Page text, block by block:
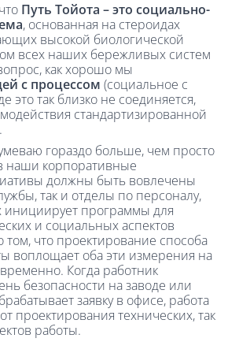
Путь Тойота – это социально-
, основанная на стероидах
высокой биологической
всех наших бережливых систем
как хорошо мы
с процессом (социальное с
это так близко не соединяется,
стандартизированной
гораздо больше, чем просто
наши корпоративные
должны быть вовлечены
так и отделы по персоналу,
инициирует программы для
и социальных аспектов
что проектирование способа
воплощает оба эти измерения на
Когда работник
безопасности на заводе или
заявку в офисе, работа
проектирования технических, так
работы.